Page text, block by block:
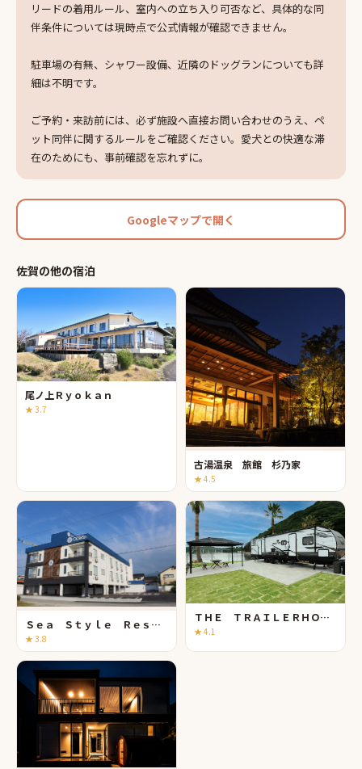
リードの着用ルール、室内への立ち入り可否など、具体的な同
伴条件については現時点で公式情報が確認できません。
駐車場の有無、シャワー設備、近隣のドッグランについても詳
細は不明です。
ご予約・来訪前には、必ず施設へ直接お問い合わせのうえ、ペ
ット同伴に関するルールをご確認ください。愛犬との快適な滞
在のためにも、事前確認を忘れずに。
Googleマップで開く
佐賀の他の宿泊
尾ノ上Ｒｙｏｋａｎ
★3.7
古湯温泉 旅館 杉乃家
★4.5
Ｓｅａ Ｓｔｙｌｅ Ｒｅｓｏｒｔ Ｏｃｅａｎ
★3.8
ＴＨＥ ＴＲＡＩＬＥＲＨＯＵＳＥ ＶＩＬＬＡＧＥ 呼子 ＳＥＡＳＩＤＥ
★4.1